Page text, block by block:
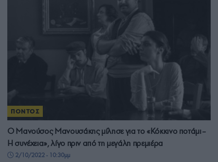
ΠΟΝΤΟΣ
Ο Μανούσος Μανουσάκης μίλησε για το «Κόκκινο ποτάμι–
Η συνέχεια», λίγο πριν από τη μεγάλη πρεμιέρα
2/10/2022 - 10:30μμ